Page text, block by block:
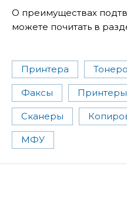
О преимуществах
можете почитать в
Принтера
Факсы Принтеры
Сканеры
МФУ